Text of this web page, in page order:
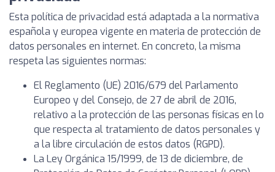
Esta política de privacidad está adaptada a la normativa
española y europea vigente en materia de protección de
datos personales en internet. En concreto, la misma
respeta las siguientes normas:
El Reglamento (UE) 2016/679 del Parlamento
Europeo y del Consejo, de 27 de abril de 2016,
relativo a la protección de las personas físicas en lo
que respecta al tratamiento de datos personales y
a la libre circulación de estos datos (RGPD).
La Ley Orgánica 15/1999, de 13 de diciembre, de